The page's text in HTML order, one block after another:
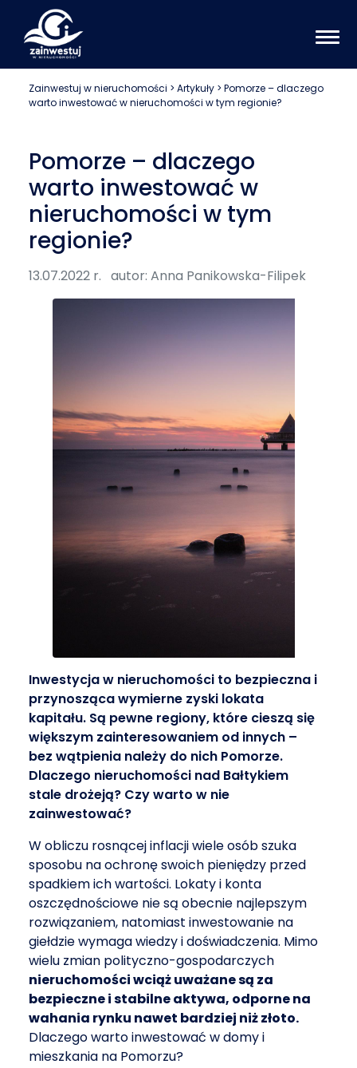
Zainwestuj w nieruchomości > Artykuły > Pomorze – dlaczego
warto inwestować w nieruchomości w tym regionie?
Pomorze – dlaczego
warto inwestować w
nieruchomości w tym
regionie?
13.07.2022 r. autor: Anna Panikowska-Filipek
Inwestycja w nieruchomości to bezpieczna i
przynosząca wymierne zyski lokata
kapitału. Są pewne regiony, które cieszą się
większym zainteresowaniem od innych –
bez wątpienia należy do nich Pomorze.
Dlaczego nieruchomości nad Bałtykiem
stale drożeją? Czy warto w nie
zainwestować?
W obliczu rosnącej inflacji wiele osób szuka
sposobu na ochronę swoich pieniędzy przed
spadkiem ich wartości. Lokaty i konta
oszczędnościowe nie są obecnie najlepszym
rozwiązaniem, natomiast inwestowanie na
giełdzie wymaga wiedzy i doświadczenia. Mimo
wielu zmian polityczno-gospodarczych
nieruchomości wciąż uważane są za
bezpieczne i stabilne aktywa, odporne na
wahania rynku nawet bardziej niż złoto.
Dlaczego warto inwestować w domy i
mieszkania na Pomorzu?